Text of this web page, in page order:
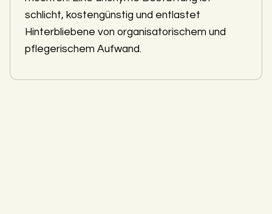
schlicht, kostengünstig und entlastet
Hinterbliebene von organisatorischem und
pflegerischem Aufwand.